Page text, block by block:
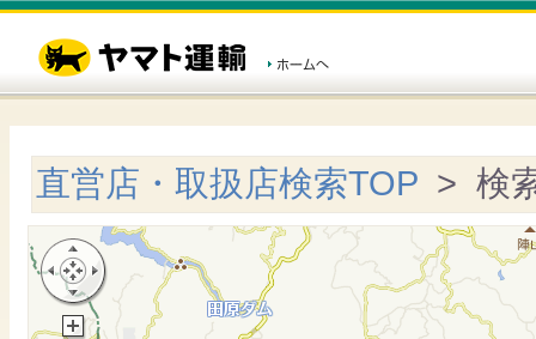
直営店・取扱店検索TOP > 検